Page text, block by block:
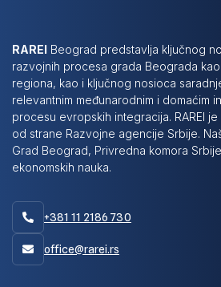
RAREI Beograd predstavlja ključnog
razvojnih procesa grada Beograda
regiona, kao i ključnog nosioca
relevantnim međunarodnim i domaćim
procesu evropskih integracija. RAREI
od strane Razvojne agencije Srbije.
Grad Beograd, Privredna komora
ekonomskih nauka.
 +381 11 2186 730
 office@rarei.rs